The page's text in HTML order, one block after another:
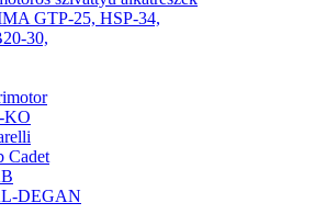
GTP-25, HSP-34,
30,
KO
Cadet
DEGAN